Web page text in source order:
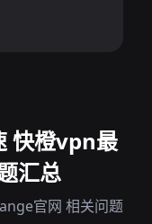
快橙vpn最
汇总
官网 相关问题